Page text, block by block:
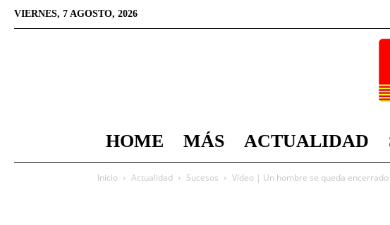
VIERNES, 7 AGOSTO, 2026
HOME MÁS ACTUALIDAD
Inicio Actualidad Sucesos Vídeo | Un hombre se queda